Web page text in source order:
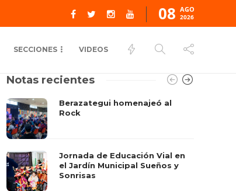
08 AGO
2026
SECCIONES VIDEOS
Notas recientes
Berazategui homenajeó al
Rock
Jornada de Educación Vial en
el Jardín Municipal Sueños y
Sonrisas